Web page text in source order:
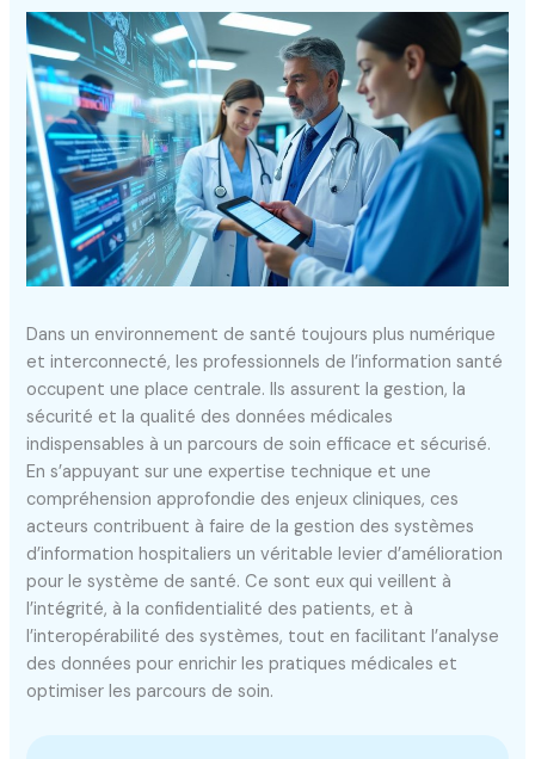
Dans un environnement de santé toujours plus numérique
et interconnecté, les professionnels de l’information santé
occupent une place centrale. Ils assurent la gestion, la
sécurité et la qualité des données médicales
indispensables à un parcours de soin efficace et sécurisé.
En s’appuyant sur une expertise technique et une
compréhension approfondie des enjeux cliniques, ces
acteurs contribuent à faire de la gestion des systèmes
d’information hospitaliers un véritable levier d’amélioration
pour le système de santé. Ce sont eux qui veillent à
l’intégrité, à la confidentialité des patients, et à
l’interopérabilité des systèmes, tout en facilitant l’analyse
des données pour enrichir les pratiques médicales et
optimiser les parcours de soin.